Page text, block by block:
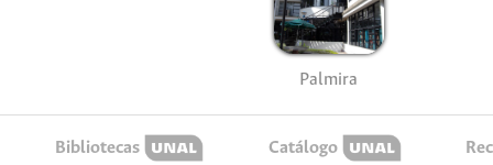
Palmira
Bibliotecas Catálogo